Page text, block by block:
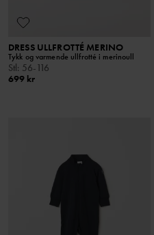
DRESS ULLFROTTÉ MERINO
Tykk og varmende ullfrotté i merinoull
Stl: 56-116
699 kr